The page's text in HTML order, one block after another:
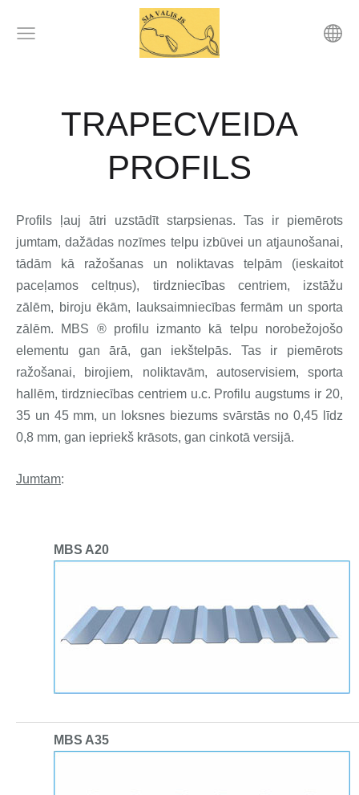
TRAPECVEIDA
PROFILS
Profils ļauj ātri uzstādīt starpsienas. Tas ir piemērots
jumtam, dažādas nozīmes telpu izbūvei un atjaunošanai,
tādām kā ražošanas un noliktavas telpām (ieskaitot
paceļamos celtņus), tirdzniecības centriem, izstāžu
zālēm, biroju ēkām, lauksaimniecības fermām un sporta
zālēm. MBS ® profilu izmanto kā telpu norobežojošo
elementu gan ārā, gan iekštelpās. Tas ir piemērots
ražošanai, birojiem, noliktavām, autoservisiem, sporta
hallēm, tirdzniecības centriem u.c. Profilu augstums ir 20,
35 un 45 mm, un loksnes biezums svārstās no 0,45 līdz
0,8 mm, gan iepriekš krāsots, gan cinkotā versijā.
Jumtam:
MBS A20
MBS A35